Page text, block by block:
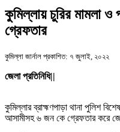
কুমিল্লায় চুরির মামলা
গ্রেফতার
কুমিল্লা জার্নাল প্রকাশিত: ৭ জুলাই, ২০২২
জেলা প্রতিনিধি||
কুমিল্লার ব্রাহ্মণপাড়া থানা পুলিশ
আসামীসহ ৬ জন কে গ্রেফতার করে